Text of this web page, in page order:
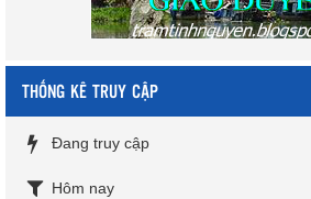
THỐNG KÊ TRUY CẬP
Đang truy cập
Hôm nay